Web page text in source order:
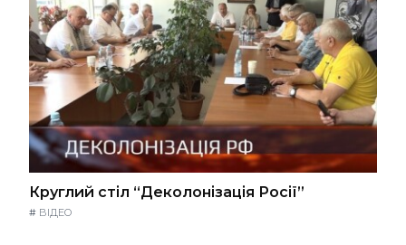
Круглий стіл “Деколонізація Росії”
# ВІДЕО